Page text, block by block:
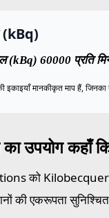
(kBq)
(kBq) 60000 प्रति
इकाइयाँ मानकीकृत माप हैं, जिनका
उपयोग कहाँ
को Kilobecquerel
की एकरूपता